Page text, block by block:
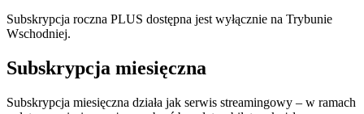
Subskrypcja roczna PLUS dostępna jest wyłącznie na Trybunie
Wschodniej.
Subskrypcja miesięczna
Subskrypcja miesięczna działa jak serwis streamingowy – w ramach